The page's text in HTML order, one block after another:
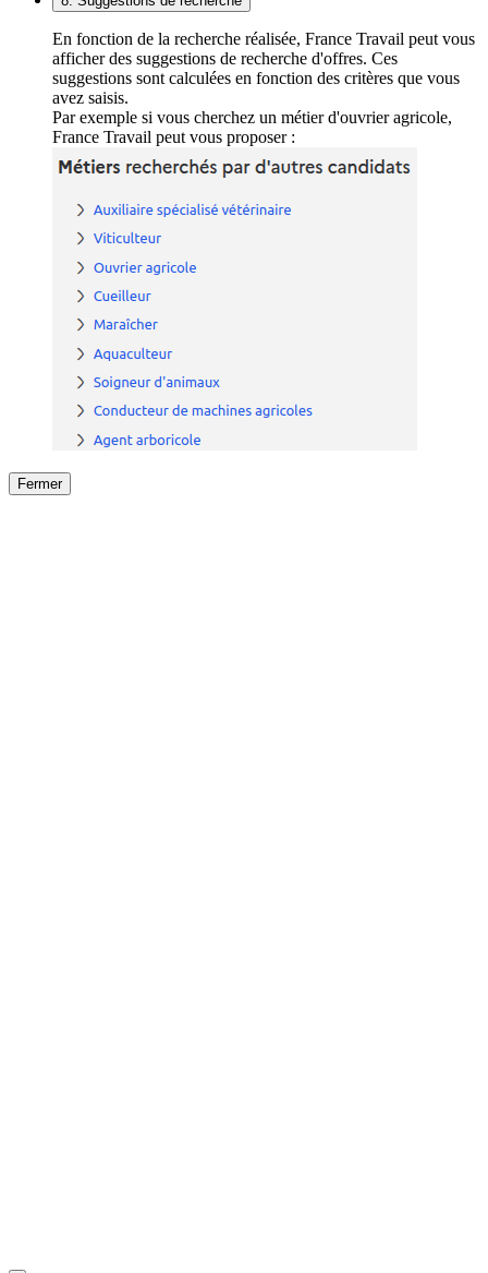
En fonction de la recherche réalisée, France Travail peut vous
afficher des suggestions de recherche d'offres. Ces
suggestions sont calculées en fonction des critères que vous
avez saisis.
Par exemple si vous cherchez un métier d'ouvrier agricole,
France Travail peut vous proposer :
Fermer